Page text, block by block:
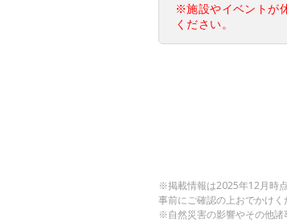
※施設やイベントが
ください。
※掲載情報は2025年12月時
事前にご確認の上おでかけく
※自然災害の影響やその他諸